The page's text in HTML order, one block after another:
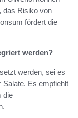
das Risiko von
fördert die
werden?
werden, sei es
Salate. Es empfiehlt
die